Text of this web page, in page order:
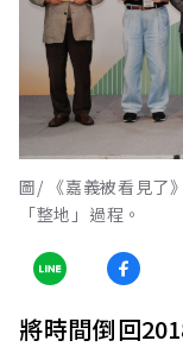
圖/ 《嘉義被看見了
「整地」過程。
將時間倒回